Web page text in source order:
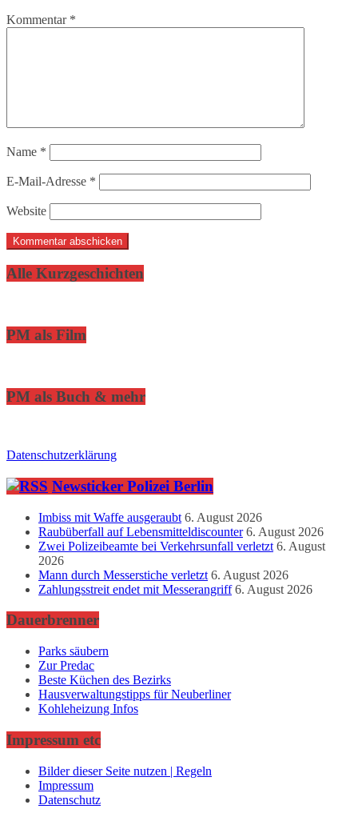
Kommentar *
Name *
E-Mail-Adresse *
Website
Alle Kurzgeschichten
PM als Film
PM als Buch & mehr
Datenschutzerklärung
Newsticker Polizei Berlin
Imbiss mit Waffe ausgeraubt 6. August 2026
Raubüberfall auf Lebensmitteldiscounter 6. August 2026
Zwei Polizeibeamte bei Verkehrsunfall verletzt 6. August
2026
Mann durch Messerstiche verletzt 6. August 2026
Zahlungsstreit endet mit Messerangriff 6. August 2026
Dauerbrenner
Parks säubern
Zur Predac
Beste Küchen des Bezirks
Hausverwaltungstipps für Neuberliner
Kohleheizung Infos
Impressum etc
Bilder dieser Seite nutzen | Regeln
Impressum
Datenschutz